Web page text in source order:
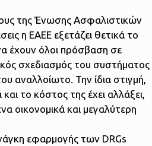
της Ένωσης Ασφαλιστικών
η ΕΑΕΕ εξετάζει θετικά το
έχουν όλοι πρόσβαση σε
σχεδιασμός του συστήματος
αναλλοίωτο. Την ίδια στιγμή,
το κόστος της έχει αλλάξει,
οικονομικά και μεγαλύτερη
εφαρμογής των DRGs